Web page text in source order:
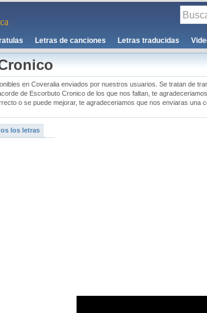
Letras de canciones Letras traducidas
en Coveralia enviados por nuestros usuarios. Se tratan de
de Escorbuto Cronico de los que nos faltan, te
o se puede mejorar, te agradeceriamos que nos enviaras una
los letras